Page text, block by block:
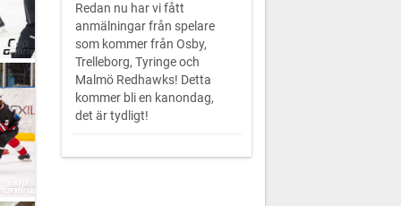
Redan nu har vi fått
anmälningar från spelare
som kommer från Osby,
Trelleborg, Tyringe och
Malmö Redhawks! Detta
kommer bli en kanondag,
det är tydligt!